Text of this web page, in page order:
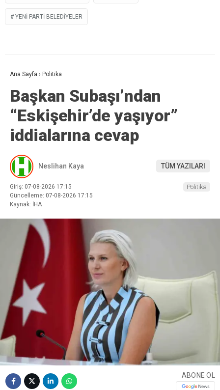
YENİ PARTI BELEDIYELER
Ana Sayfa › Politika
Başkan Subaşı’ndan
“Eskişehir’de yaşıyor”
iddialarına cevap
Neslihan Kaya TÜM YAZILARI
Giriş: 07-08-2026 17:15
Güncelleme: 07-08-2026 17:15
Kaynak: İHA
Politika
ABONE OL